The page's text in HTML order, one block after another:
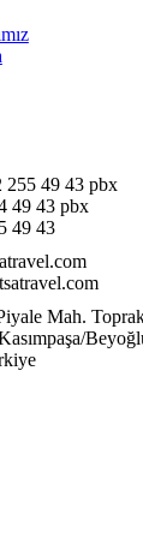
255 49 43 pbx
49 43 pbx
49 43
Mah.